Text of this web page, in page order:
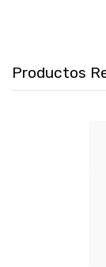
Productos